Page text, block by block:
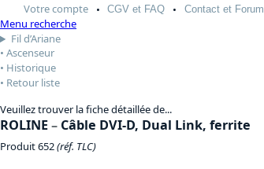
Votrecompte CGV et FAQ Contactet Forum
Menu recherche
Fil d’Ariane
Ascenseur
Historique
Retour liste
Veuillez trouver la fiche détaillée de...
ROLINE– Câble DVI-D, Dual Link, ferrite
Produit 652(réf. TLC)